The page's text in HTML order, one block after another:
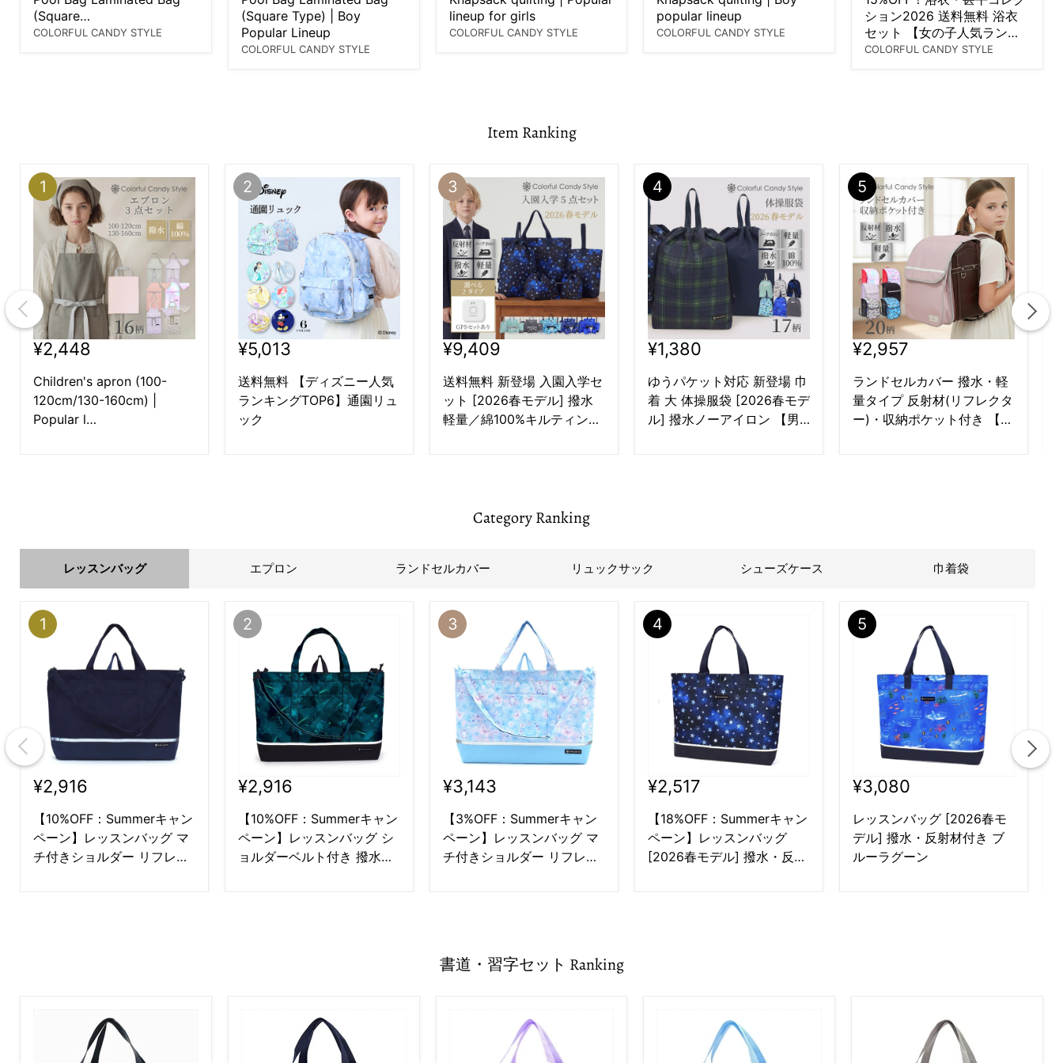
(Square…
COLORFUL CANDY STYLE
(Square Type) | Boy
Popular Lineup
COLORFUL CANDY STYLE
lineup for girls
COLORFUL CANDY STYLE
popular lineup
COLORFUL CANDY STYLE
ション2026 送料無料 浴衣
セット 【女の子人気ランキ
ングTOP12】
COLORFUL CANDY STYLE
Item Ranking
¥2,448
Children's apron (100-
120cm/130-160cm) |
Popular l…
¥5,013
送料無料 【ディズニー人気
ランキングTOP6】通園リュ
ック
¥9,409
送料無料 新登場 入園入学セ
ット [2026春モデル] 撥水
軽量／綿100%キルティング
¥1,380
ゆうパケット対応 新登場 巾
着 大 体操服袋 [2026春モデ
ル] 撥水ノーアイロン 【男
¥2,957
ランドセルカバー 撥水・軽
量タイプ 反射材(リフレクタ
ー)・収納ポケット付き 【人
Category Ranking
レッスンバッグ エプロン ランドセルカバー リュックサック シューズケース 巾着袋
¥2,916
【10%OFF：Summerキャン
ペーン】レッスンバッグ マ
チ付きショルダー リフレク
¥2,916
【10%OFF：Summerキャン
ペーン】レッスンバッグ シ
ョルダーベルト付き 撥水・
¥3,143
【3%OFF：Summerキャン
ペーン】レッスンバッグ マ
チ付きショルダー リフレク
¥2,517
【18%OFF：Summerキャン
ペーン】レッスンバッグ
[2026春モデル] 撥水・反射
¥3,080
レッスンバッグ [2026春モ
デル] 撥水・反射材付き ブ
ルーラグーン
書道・習字セット Ranking